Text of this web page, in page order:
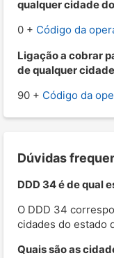
qualquer cidade
0 + Código da
Ligação a cobrar
de qualquer
90 + Código da
Dúvidas
DDD 34 é de qual
O DDD 34
cidades do estado
Quais são as